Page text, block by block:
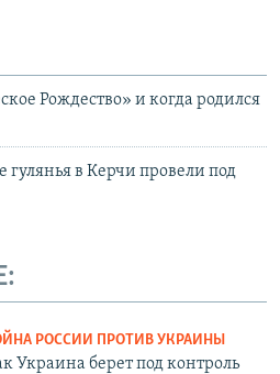
Рождество» и когда родился
в Керчи провели под
РОССИИ ПРОТИВ УКРАИНЫ
Украина берет под контроль